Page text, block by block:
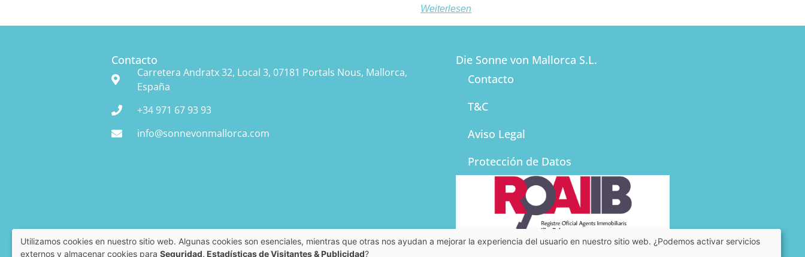
Weiterlesen
Contacto
Carretera Andratx 32, Local 3, 07181 Portals Nous, Mallorca,
España
+34 971 67 93 93
info@sonnevonmallorca.com
Die Sonne von Mallorca S.L.
Contacto
T&C
Aviso Legal
Protección de Datos
Utilizamos cookies en nuestro sitio web. Algunas cookies son esenciales, mientras que otras nos ayudan a mejorar la experiencia del usuario en nuestro sitio web. ¿Podemos activar servicios
externos y almacenar cookies para Seguridad, Estadísticas de Visitantes & Publicidad?